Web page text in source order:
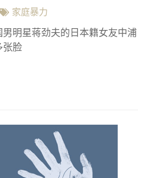
家庭暴力
男明星蒋劲夫的日本籍女友中浦
张脸